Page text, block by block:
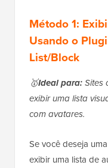
Método 1:
Usando o
List/Block
🥇Ideal para:Sites
exibir uma lista
com avatares.
Se você deseja
exibir uma lista de